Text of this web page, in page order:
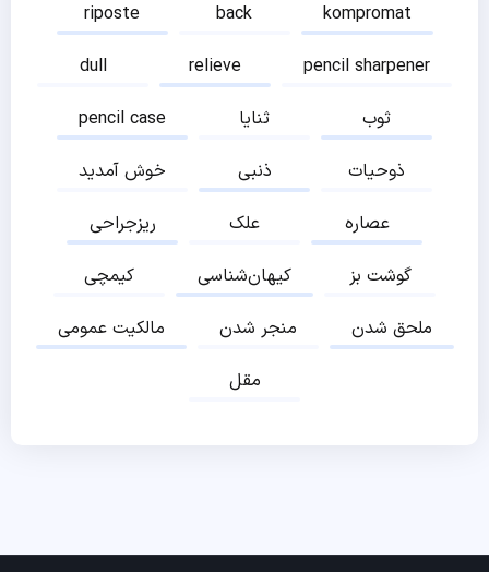
riposte
back
kompromat
dull
relieve
pencil sharpener
pencil case
ثنایا
ثوب
خوش آمدید
ذنبی
ذوحیات
ریزجراحی
علک
عصاره
کیمچی
کیهان‌شناسی
گوشت بز
مالکیت عمومی
منجر شدن
ملحق شدن
مقل